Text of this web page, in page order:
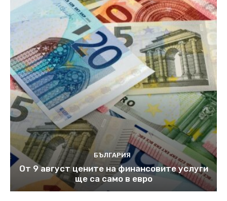
БЪЛГАРИЯ
От 9 август цените на финансовите услуги
ще са само в евро